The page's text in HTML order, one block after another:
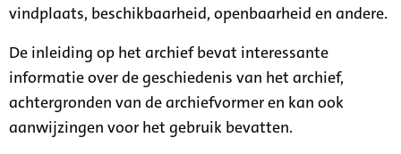
vindplaats, beschikbaarheid, openbaarheid en andere.
De inleiding op het archief bevat interessante
informatie over de geschiedenis van het archief,
achtergronden van de archiefvormer en kan ook
aanwijzingen voor het gebruik bevatten.